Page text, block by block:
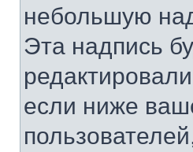
небольшую
Эта надпись
если ниже